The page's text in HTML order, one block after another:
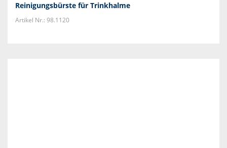
Reinigungsbürste für Trinkhalme
Artikel Nr.: 98.1120